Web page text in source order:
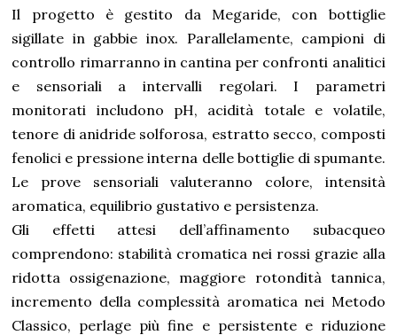
Il progetto è gestito da Megaride, con bottiglie
sigillate in gabbie inox. Parallelamente, campioni di
controllo rimarranno in cantina per confronti analitici
e sensoriali a intervalli regolari. I parametri
monitorati includono pH, acidità totale e volatile,
tenore di anidride solforosa, estratto secco, composti
fenolici e pressione interna delle bottiglie di spumante.
Le prove sensoriali valuteranno colore, intensità
aromatica, equilibrio gustativo e persistenza.
Gli effetti attesi dell’affinamento subacqueo
comprendono: stabilità cromatica nei rossi grazie alla
ridotta ossigenazione, maggiore rotondità tannica,
incremento della complessità aromatica nei Metodo
Classico, perlage più fine e persistente e riduzione